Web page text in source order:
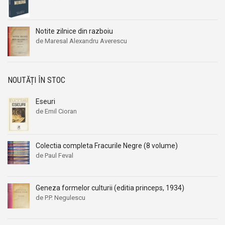
Alex Mihai Stoenescu
Alexandr Soljenitin
Alexandra Mosneaga
Alexandra Ripley
Alexandre Dumas
Alexandre Dumas fiul
Alexandre Koyre
Alexandrian
Alexandru Busuioceanu
Alexandru Dobos
Alex Mihai Stoenescu
Alexandr Soljenitin
Alexandra Mosneaga
Alexandra Ripley
Alexandre Dumas
Alexandre Dumas fiul
Alexandre Koyre
Alexandrian
Alexandru Busuioceanu
Alexandru Dobos
Notite zilnice din razboiu
de Maresal Alexandru Averescu
NOUTĂȚI ÎN STOC
Eseuri
de Emil Cioran
Colectia completa Fracurile Negre (8 volume)
de Paul Feval
Geneza formelor culturii (editia princeps, 1934)
de P.P. Negulescu